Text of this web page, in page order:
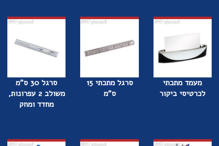
מעמד מתכתי
לכרטיסי ביקור
סרגל מתכתי 15
ס"מ
סרגל 30 ס"מ
משולב 2 עפרונות,
מחדד ומחק